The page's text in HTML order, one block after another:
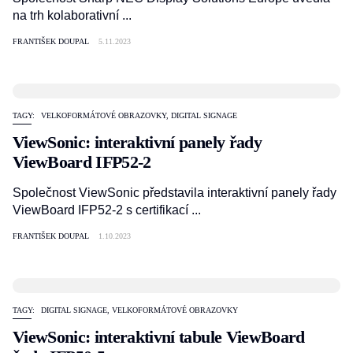
na trh kolaborativní ...
FRANTIŠEK DOUPAL 5.11.2023
TAGY: VELKOFORMÁTOVÉ OBRAZOVKY, DIGITAL SIGNAGE
ViewSonic: interaktivní panely řady
ViewBoard IFP52-2
Společnost ViewSonic představila interaktivní panely řady
ViewBoard IFP52-2 s certifikací ...
FRANTIŠEK DOUPAL 1.10.2023
TAGY: DIGITAL SIGNAGE VELKOFORMÁTOVÉ OBRAZOVKY
ViewSonic: interaktivní tabule ViewBoard